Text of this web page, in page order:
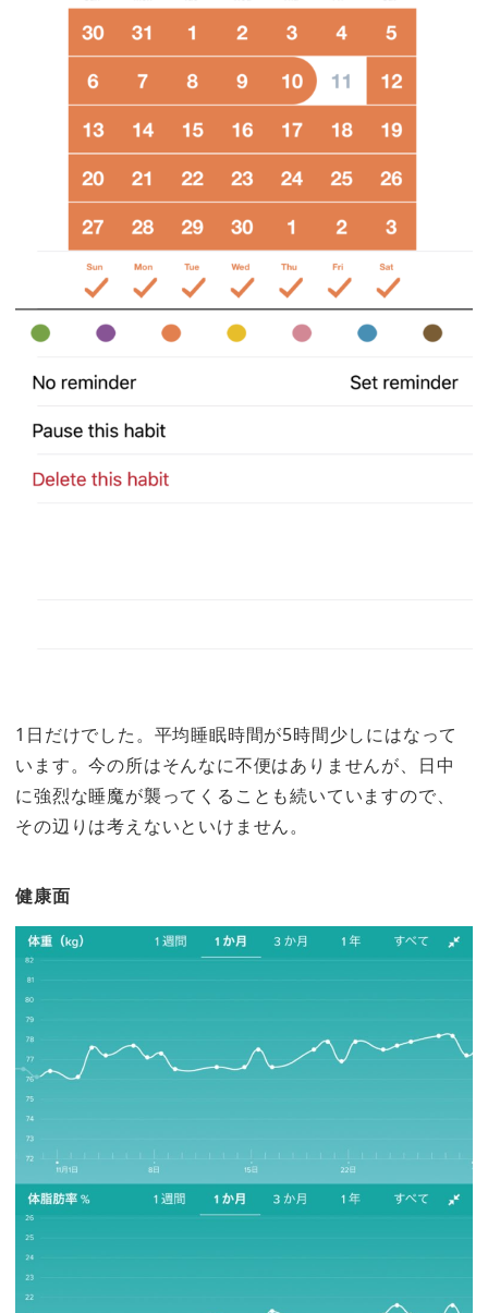
1日だけでした。平均睡眠時間が5時間少しにはなって
います。今の所はそんなに不便はありませんが、日中
に強烈な睡魔が襲ってくることも続いていますので、
その辺りは考えないといけません。
健康面